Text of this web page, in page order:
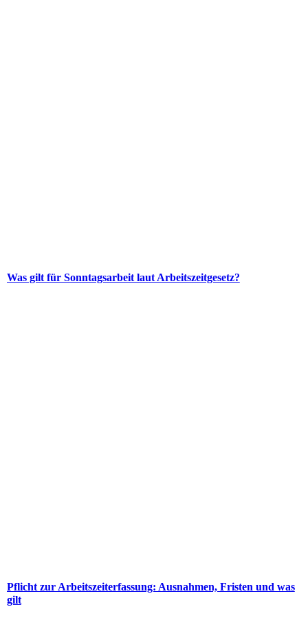
Was gilt für Sonntagsarbeit laut Arbeitszeitgesetz?
Pflicht zur Arbeitszeiterfassung: Ausnahmen, Fristen und was
gilt